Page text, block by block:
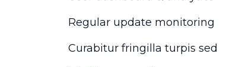
Regular update monitoring
Curabitur fringilla turpis sed